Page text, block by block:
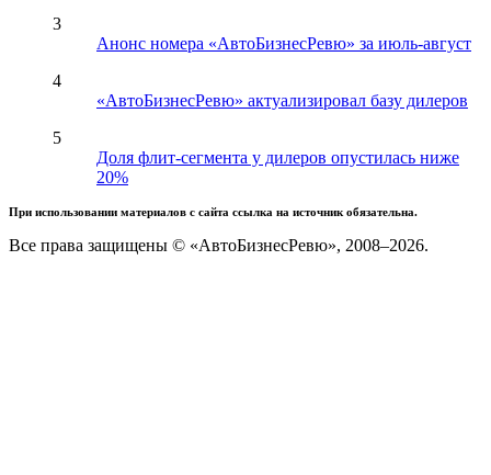
3
Анонс номера «АвтоБизнесРевю» за июль-август
4
«АвтоБизнесРевю» актуализировал базу дилеров
5
Доля флит-сегмента у дилеров опустилась ниже
20%
При использовании материалов с сайта ссылка на источник обязательна.
Все права защищены © «АвтоБизнесРевю», 2008–2026.